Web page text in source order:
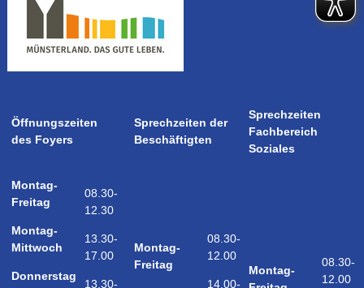
Öffnungszeiten
des Foyers
Sprechzeiten der
Beschäftigten
Sprechzeiten
Fachbereich
Soziales
Montag-
Freitag
Montag-
Mittwoch
Donnerstag
08.30-
12.30
13.30-
17.00
13.30-
Montag-
Freitag
08.30-
12.00
14.00-
Montag-
08.30-
12.00